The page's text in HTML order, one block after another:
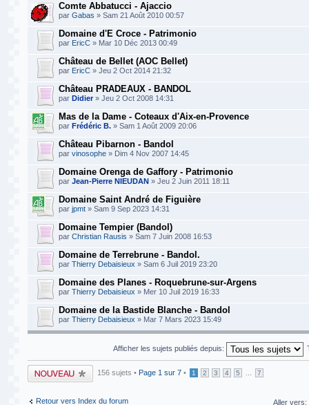
Comte Abbatucci - Ajaccio
par Gabas » Sam 21 Août 2010 00:57
Domaine d'E Croce - Patrimonio
par EricC » Mar 10 Déc 2013 00:49
Château de Bellet (AOC Bellet)
par EricC » Jeu 2 Oct 2014 21:32
Château PRADEAUX - BANDOL
par Didier» Jeu 2 Oct 2008 14:31
Mas de la Dame - Coteaux d'Aix-en-Provence
par Frédéric B. » Sam 1 Août 2009 20:06
Château Pibarnon - Bandol
par vinosophe » Dim 4 Nov 2007 14:45
Domaine Orenga de Gaffory - Patrimonio
par Jean-Pierre NIEUDAN » Jeu 2 Juin 2011 18:11
Domaine Saint André de Figuière
par jpmt » Sam 9 Sep 2023 14:31
Domaine Tempier (Bandol)
par Christian Rausis » Sam 7 Juin 2008 16:53
Domaine de Terrebrune - Bandol.
par Thierry Debaisieux » Sam 6 Juil 2019 23:20
Domaine des Planes - Roquebrune-sur-Argens
par Thierry Debaisieux » Mer 10 Juil 2019 16:33
Domaine de la Bastide Blanche - Bandol
par Thierry Debaisieux » Mar 7 Mars 2023 15:49
Afficher les sujets publiés depuis:
Publier un nouveau
sujet
156 sujets • Page 1 sur 7 • 1 2 3 4 5 7
Retour vers Index du forum Aller vers: